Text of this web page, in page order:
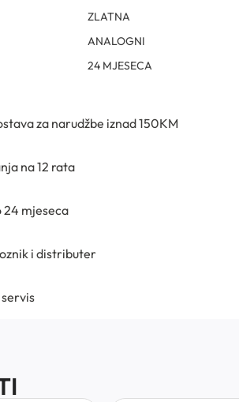
ZLATNA
ANALOGNI
24 MJESECA
za narudžbe iznad 150KM
na 12 rata
24 mjeseca
i distributer